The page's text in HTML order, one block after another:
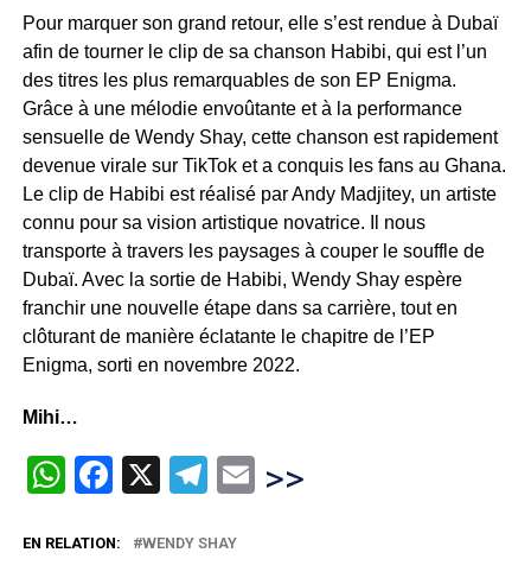
Pour marquer son grand retour, elle s’est rendue à Dubaï
afin de tourner le clip de sa chanson Habibi, qui est l’un
des titres les plus remarquables de son EP Enigma.
Grâce à une mélodie envoûtante et à la performance
sensuelle de Wendy Shay, cette chanson est rapidement
devenue virale sur TikTok et a conquis les fans au Ghana.
Le clip de Habibi est réalisé par Andy Madjitey, un artiste
connu pour sa vision artistique novatrice. Il nous
transporte à travers les paysages à couper le souffle de
Dubaï. Avec la sortie de Habibi, Wendy Shay espère
franchir une nouvelle étape dans sa carrière, tout en
clôturant de manière éclatante le chapitre de l’EP
Enigma, sorti en novembre 2022.
Mihi…
WhatsApp
Facebook
X Telegram
Email
>>
EN RELATION: WENDY SHAY